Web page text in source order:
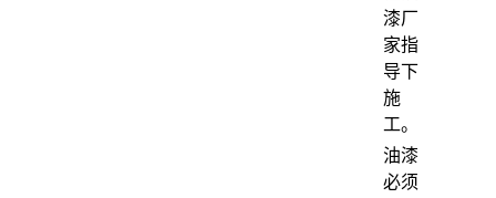
漆厂
家指
导下
施
工。
油漆
必须